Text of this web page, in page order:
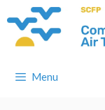
to
content
Menu